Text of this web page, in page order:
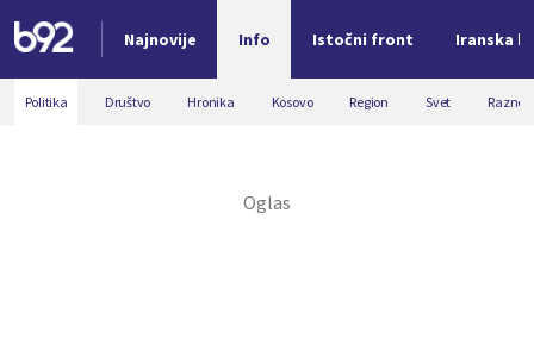
Najnovije Info Istočni front Iranska
Nova vest
Politika Društvo Hronika Kosovo Region Svet Razno